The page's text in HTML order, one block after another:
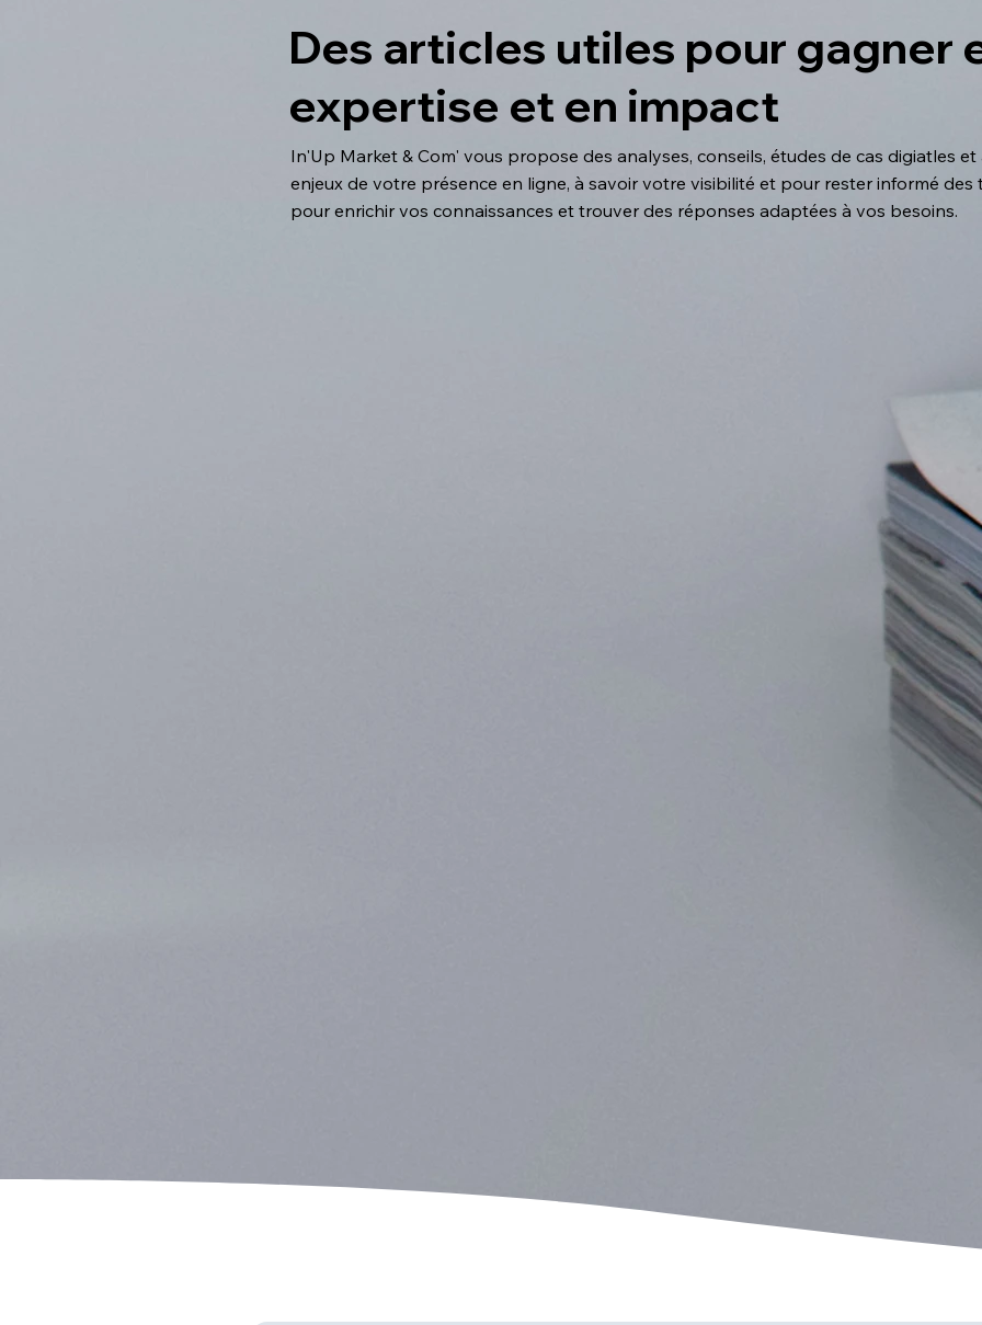
Des articles utiles pour gagner
expertise et en impact
In'Up Market & Com' vous propose des analyses, conseils, études de cas digiatles
enjeux de votre présence en ligne, à savoir votre visibilité et pour rester informé
pour enrichir vos connaissances et trouver des réponses adaptées à vos besoins.